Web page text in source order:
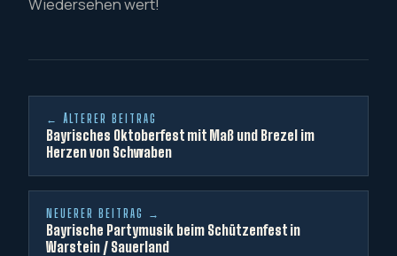
← ÄLTERER BEITRAG
Bayrisches Oktoberfest mit Maß und Brezel im
Herzen von Schwaben
NEUERER BEITRAG →
Bayrische Partymusik beim Schützenfest in
Warstein / Sauerland